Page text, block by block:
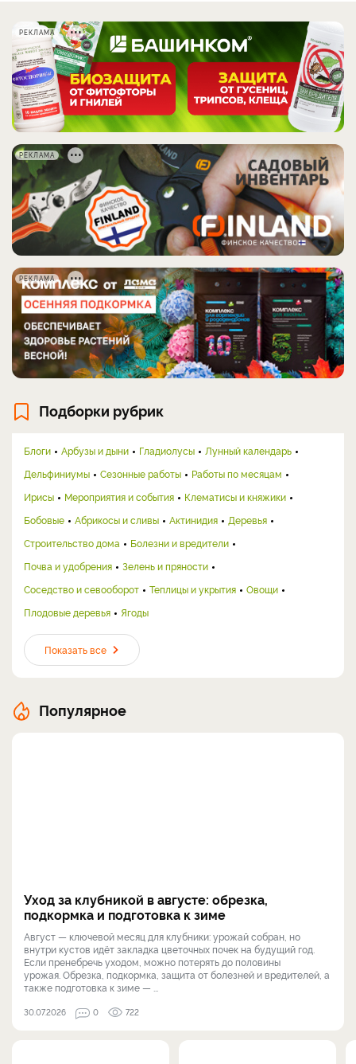
РЕКЛАМА
РЕКЛАМА
РЕКЛАМА
Подборки рубрик
Блоги Арбузы и дыни Гладиолусы
Лунный календарь
Дельфиниумы
Сезонные работы
Работы по месяцам
Ирисы
Мероприятия и события
Клематисы и княжики
Бобовые
Абрикосы и сливы Актинидия
Деревья
Строительство дома
Болезни и вредители
Почва и удобрения
Зелень и пряности
Соседство и севооборот
Теплицы и укрытия
Овощи
Плодовые деревья
Ягоды
Показать все
Популярное
Уход за клубникой в августе: обрезка,
подкормка и подготовка к зиме
Август — ключевой месяц для клубники: урожай собран, но
внутри кустов идёт закладка цветочных почек на будущий год.
Если пренебречь уходом, можно потерять до половины
урожая. Обрезка, подкормка, защита от болезней и вредителей, а
также подготовка к зиме — ...
30.07.2026 0 722